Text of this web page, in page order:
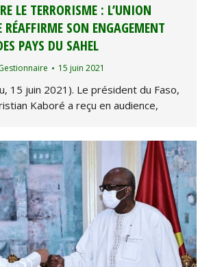
LE TERRORISME : L’UNION
RÉAFFIRME SON ENGAGEMENT
PAYS DU SAHEL
15 juin 2021
15 juin 2021). Le président du Faso,
Kaboré a reçu en audience,